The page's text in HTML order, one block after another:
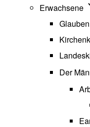
Erwachsene
Der